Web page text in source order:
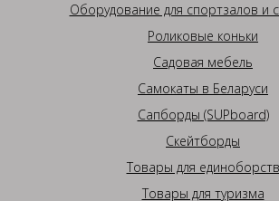
Оборудование для спортзалов и
Роликовые коньки
Садовая мебель
Самокаты в Беларуси
Сапборды (SUPboard)
Скейтборды
Товары для единоборств
Товары для туризма